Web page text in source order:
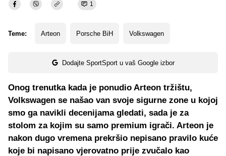
1
Teme: Arteon Porsche BiH Volkswagen
Dodajte SportSport u vaš Google izbor
Onog trenutka kada je ponudio Arteon tržištu,
Volkswagen se našao van svoje sigurne zone u kojoj
smo ga navikli decenijama gledati, sada je za
stolom za kojim su samo premium igrači. Arteon je
nakon dugo vremena prekršio nepisano pravilo kuće
koje bi napisano vjerovatno prije zvučalo kao